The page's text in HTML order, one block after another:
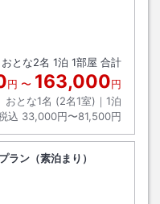
おとな2名 1泊 1部屋 合計
円 〜 163,000円
おとな1名 (2名1室)｜ 1泊
込 33,000円〜81,500円
ラン（素泊まり）